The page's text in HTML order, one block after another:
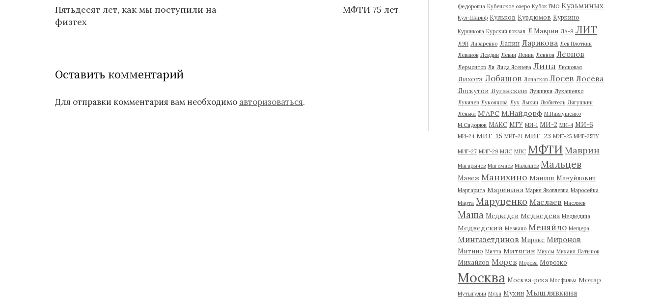
Н
и
г
Пятьдесят лет, как мы поступили на
физтех
МФТИ 75 лет
Оставить комментарий
Для отправки комментария вам необходимо авторизоваться.
Федоровна Кубенское озеро Кубок ГМО Кузьминых
Кул-Шариф Кульков Курдюмов Куркино
Курникова Курский вокзал Л.Маврин ЛА-8 ЛИТ
ЛЭП Лазаренко Лапин Ларикова Лев Плоткин
Леванов Левдин Левин Ленин Леннон Леонов
Лермонтов Ли Лида Ясенева Лина Лисковая
Лихотэ Лобашов Лопатков Лосев Лосева
Лоскутов Луганский Лужники Лукашенко
Лукичев Лукоянова Лух Лыхин Любитель Лягушкин
Лёнька М'АРС М.Найдорф М.Павлушенко
М.Сидорюк МАКС МГУ МИ-1 МИ-2 МИ-4 МИ-6
МИ-24 МИГ-15 МИГ-21 МИГ-23 МИГ-25 МИГ-25ПУ
МИГ-27 МИГ-29 МЛС МПС МФТИ Маврин
Магарычев Магомаев Малышев Мальцев
Манеж Манихино Маниш Мануйлович
Маргарита Маринина Мария Яковлевна Маросейка
Марта Маруценко Маслаев Масляев
Маша Медведев Медведева Медведица
Медведский Мезиано Меняйло Мещера
Мингазетдинов Миракс Миронов
Митино Митта Митягин Миусы Михаил Латыпов
Михайлов Морев Морева Морозко
Москва Москва-река Мосфильм Мочар
Мутыгулин Муха Мухин Мышлявкина